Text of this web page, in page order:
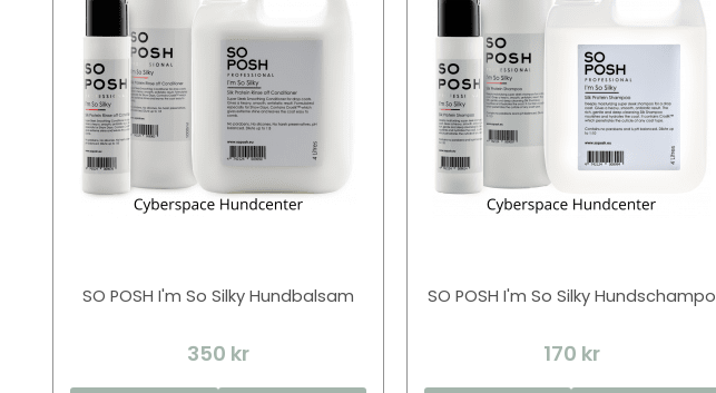
SO POSH I'm So Silky Hundbalsam
350 kr
SO POSH I'm So Silky Hundschampo
170 kr